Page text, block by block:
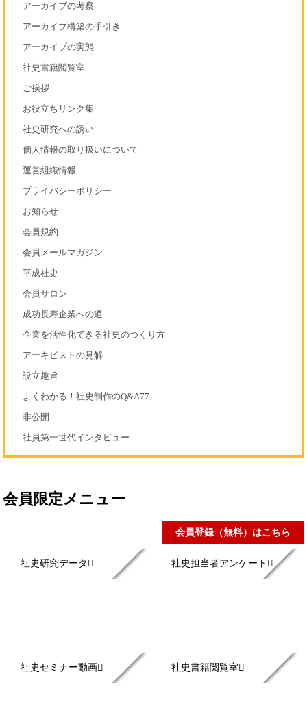
アーカイブの考察
アーカイブ構築の手引き
アーカイブの実態
社史書籍閲覧室
ご挨拶
お役立ちリンク集
社史研究への誘い
個人情報の取り扱いについて
運営組織情報
プライバシーポリシー
お知らせ
会員規約
会員メールマガジン
平成社史
会員サロン
成功長寿企業への道
企業を活性化できる社史のつくり方
アーキビストの見解
設立趣旨
よくわかる！社史制作のQ&A77
非公開
社員第一世代インタビュー
会員限定メニュー
会員登録（無料）はこちら
社史研究データ 社史担当者アンケート
社史セミナー動画 社史書籍閲覧室